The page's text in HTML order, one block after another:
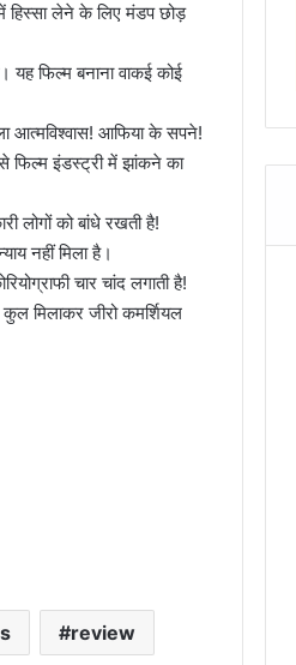
हिस्सा लेने के लिए मंडप छोड़
फिल्म बनाना वाकई कोई
आत्मविश्वास! आफिया के सपने!
फिल्म इंडस्ट्री में झांकने का
लोगों को बांधे रखती है!
नहीं मिला है।
चार चांद लगाती है!
मिलाकर जीरो कमर्शियल
review